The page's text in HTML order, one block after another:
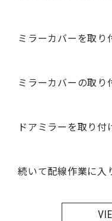
ミラーカバーを取り
ミラーカバーの取り
ドアミラーを取り
続いて配線作業に入